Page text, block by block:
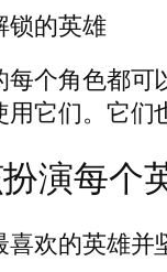
锁的英雄
个角色都
它们。它们
演每个
欢的英雄并